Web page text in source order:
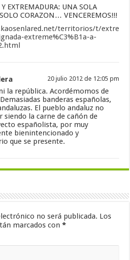
EXTREMADURA: UNA SOLA
CORAZON… VENCEREMOS!!!
territorios/t/
extreme%C3%B1a-a-
20 julio 2012 de 12:05 pm
la república. Acordémomos de
banderas españolas,
El pueblo andaluz no
siendo la carne de cañón de
españolista, por muy
bienintencionado y
que se presente.
no será publicada. Los
marcados con*